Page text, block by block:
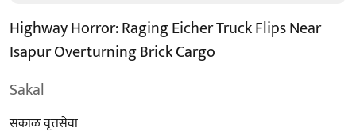
Highway Horror: Raging Eicher Truck Flips Near
Isapur Overturning Brick Cargo
Sakal
सकाळ वृत्तसेवा